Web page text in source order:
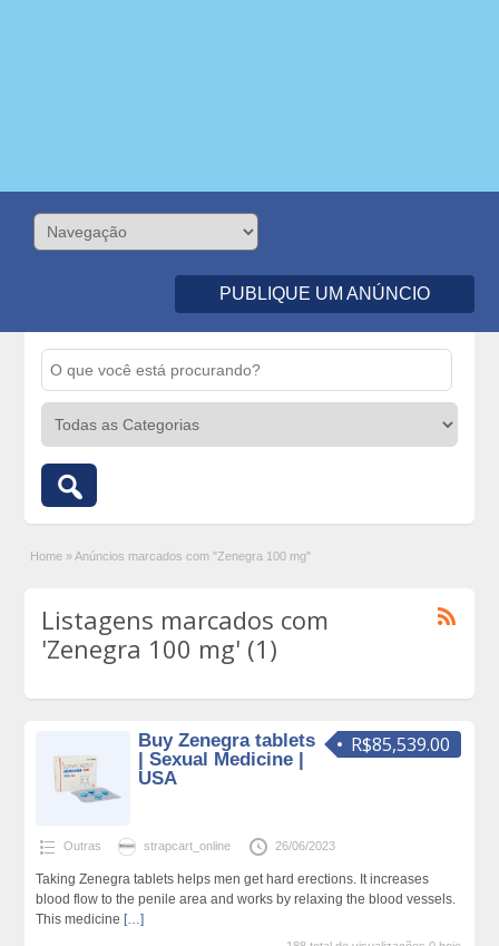
PUBLIQUE UM ANÚNCIO
Home » Anúncios marcados com "Zenegra 100 mg"
Listagens marcados com
'Zenegra 100 mg' (1)
R$85,539.00
Buy Zenegra tablets
| Sexual Medicine |
USA
Outras strapcart_online 26/06/2023
Taking Zenegra tablets helps men get hard erections. It increases
blood flow to the penile area and works by relaxing the blood vessels.
This medicine […]